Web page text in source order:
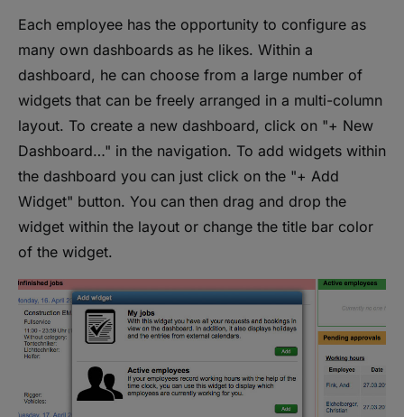
Each employee has the opportunity to configure as
many own dashboards as he likes. Within a
dashboard, he can choose from a large number of
widgets that can be freely arranged in a multi-column
layout. To create a new dashboard, click on "+ New
Dashboard…" in the navigation. To add widgets within
the dashboard you can just click on the "+ Add
Widget" button. You can then drag and drop the
widget within the layout or change the title bar color
of the widget.